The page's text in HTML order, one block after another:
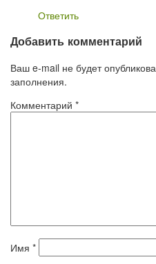
Ответить
Добавить комментарий
Ваш e-mail не будет
заполнения.
Комментарий *
Имя *